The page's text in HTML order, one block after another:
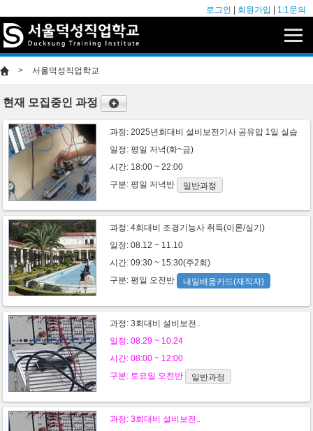
로그인 회원가입 1:1문의
> 서울덕성직업학교
현재 모집중인 과정
과정: 2025년회대비 설비보전기사 공유압 1일 실습
일정: 평일 저녁(화~금)
시간: 18:00 ~ 22:00
구분: 평일 저녁반 일반과정
과정: 4회대비 조경기능사 취득(이론/실기)
일정: 08.12 ~ 11.10
시간: 09:30 ~ 15:30(주2회)
구분: 평일 오전반 내일배움카드(재직자)
과정: 3회대비 설비보전 ..
일정: 08.29 ~ 10.24
시간: 08:00 ~ 12:00
구분: 토요일 오전반 일반과정
과정: 3회대비 설비보전..